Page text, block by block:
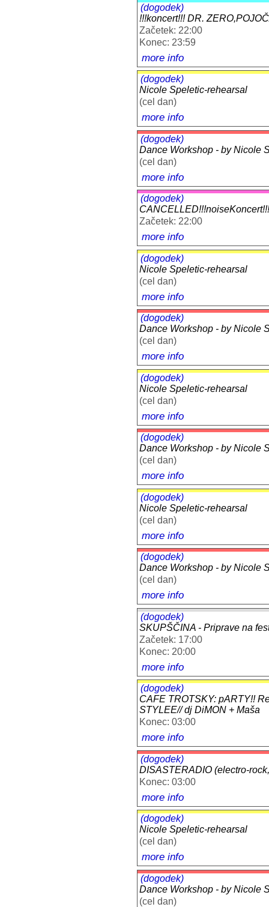
(dogodek)
!!!koncert!!! DR.
Začetek: 22:00
Konec: 23:59
more info
(dogodek)
Nicole Speletic-rehearsal
(cel dan)
more info
(dogodek)
Dance Workshop - by Nicole
(cel dan)
more info
(dogodek)
Začetek: 22:00
more info
(dogodek)
Nicole Speletic-rehearsal
(cel dan)
more info
(dogodek)
Dance Workshop - by Nicole
(cel dan)
more info
(dogodek)
Nicole Speletic-rehearsal
(cel dan)
more info
(dogodek)
Dance Workshop - by Nicole
(cel dan)
more info
(dogodek)
Nicole Speletic-rehearsal
(cel dan)
more info
(dogodek)
Dance Workshop - by Nicole
(cel dan)
more info
(dogodek)
SKUPŠČINA - Priprave na
Začetek: 17:00
Konec: 20:00
more info
(dogodek)
CAFE TROTSKY: pARTY!!
STYLEE// dj DiMON + Maša
Konec: 03:00
more info
(dogodek)
DISASTERADIO (electro-
Konec: 03:00
more info
(dogodek)
Nicole Speletic-rehearsal
(cel dan)
more info
(dogodek)
Dance Workshop - by Nicole
(cel dan)